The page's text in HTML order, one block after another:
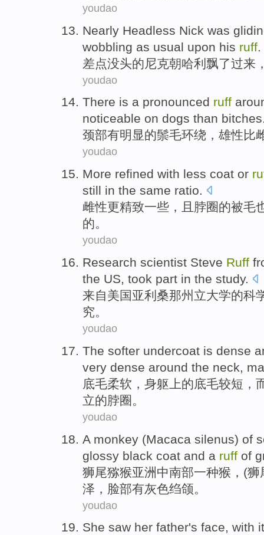
youdao
Nearly Headless Nick was
wobbling as usual upon his ruff
差点没头的尼克朝哈利 飘了过来
youdao
There is a pronounced ruff
noticeable on dogs than bitches
颈部有明显的鬃毛环绕，雄性比
youdao
More refined with less coat or
still in the same ratio.
雌性更精致一些，且 脖圈的被毛
的。
youdao
Research scientist Steve Ruff
the US, took part in the study.
来自美国亚利桑那州立大学的科
究。
youdao
The softer undercoat is dense
very dense around the neck,
底毛柔软 ， 身躯 上的底毛较短 ，
立的脖圈。
youdao
A monkey (Macaca silenus) of
glossy black coat and a ruff of
狮尾猕猴亚洲 中南部一种猴 ，(
泽 ，脸部有灰色绉颌。
youdao
She saw her father's face, with